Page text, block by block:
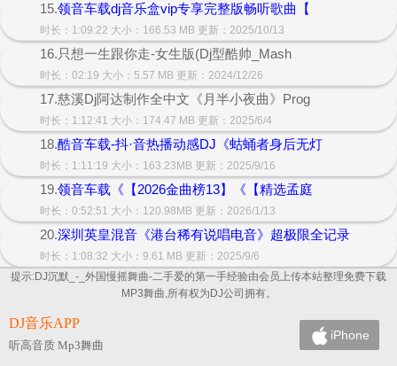
15.领音车载dj音乐盒vip专享完整版畅听歌曲【
时长：1:09:22 大小：166.53 MB 更新：2025/10/13
16.只想一生跟你走-女生版(Dj型酷帅_Mash
时长：02:19 大小：5.57 MB 更新：2024/12/26
17.慈溪Dj阿达制作全中文《月半小夜曲》Prog
时长：1:12:41 大小：174.47 MB 更新：2025/6/4
18.酷音车载-抖·音热播动感DJ《蛄蛹者身后无灯
时长：1:11:19 大小：163.23MB 更新：2025/9/16
19.领音车载《【2026金曲榜13】《【精选孟庭
时长：0:52:51 大小：120.98MB 更新：2026/1/13
20.深圳英皇混音《港台稀有说唱电音》超极限全记录
时长：1:08:32 大小：9.61 MB 更新：2025/9/6
提示:DJ沉默_-_外国慢摇舞曲-二手爱的第一手经验由会员上传本站整理免费下载
MP3舞曲,所有权为DJ公司拥有。
DJ音乐APP
听高音质 Mp3舞曲
iPhone